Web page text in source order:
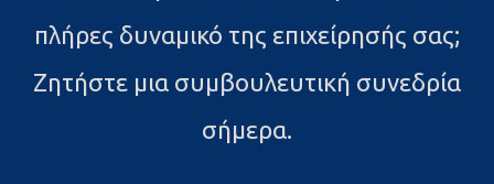
πλήρες δυναμικό της επιχείρησής σας;
Ζητήστε μια συμβουλευτική συνεδρία
σήμερα.